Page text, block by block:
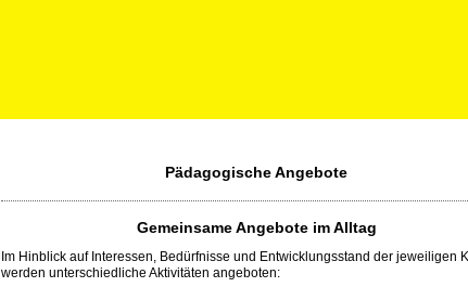
Pädagogische Angebote
Gemeinsame Angebote im Alltag
Im Hinblick auf Interessen, Bedürfnisse und Entwicklungsstand der jeweiligen
werden unterschiedliche Aktivitäten angeboten: